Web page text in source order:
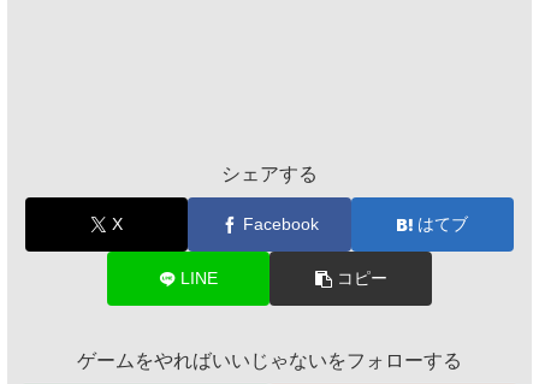
シェアする
X Facebook はてブ
LINE コピー
ゲームをやればいいじゃないをフォローする